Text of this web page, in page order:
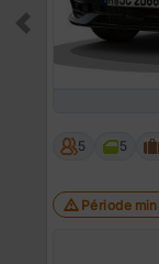
5 5
Période